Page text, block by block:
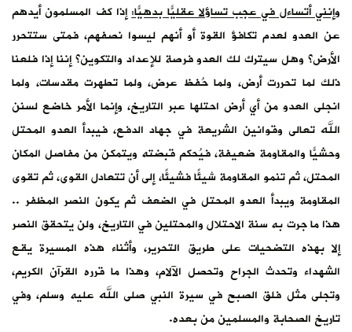
وإنني أتساءل في عجب تساؤلا عقليًّا بدهيًّا:إذا كف المسلمون أيدهم
عن العدو لعدم تكافؤ القوة أو أنهم ليسوا نصفهم، فمتى ستتحرر
الأرض؟ وهل سيترك لك العدو فرصة للإعداد والتكوين؟ إننا إذا فلعنا
ذلك لما تحررت أرض، ولما حُفظ عرض، ولما تطهرت مقدسات، ولما
انجلى العدو من أي أرض احتلها عبر التاريخ، وإنما الأمر خاضع لسنن
الله تعالى وقوانين الشريعة في جهاد الدفع، فيبدأ العدو المحتل
وحشيًّا والمقاومة ضعيفة، فيُحكم قبضته ويتمكن من مفاصل المكان
المحتل، ثم تنمو المقاومة شيئًا فشيئًا، إلى أن تتعادل القوى، ثم تقوى
المقاومة ويبدأ العدو المحتل في الضعف ثم يكون النصر المظفر ..
هذا ما جرت به سنة الاحتلال والمحتلين في التاريخ، ولن يتحقق النصر
إلا بهذه التضحيات على طريق التحرير، وأثناء هذه المسيرة يقع
الشهداء وتحدث الجراح وتحصل الآلام، وهذا ما قرره القرآن الكريم،
وتجلى مثل فلق الصبح في سيرة النبي صلى الله عليه وسلم، وفي
تاريخ الصحابة والمسلمين من بعده.